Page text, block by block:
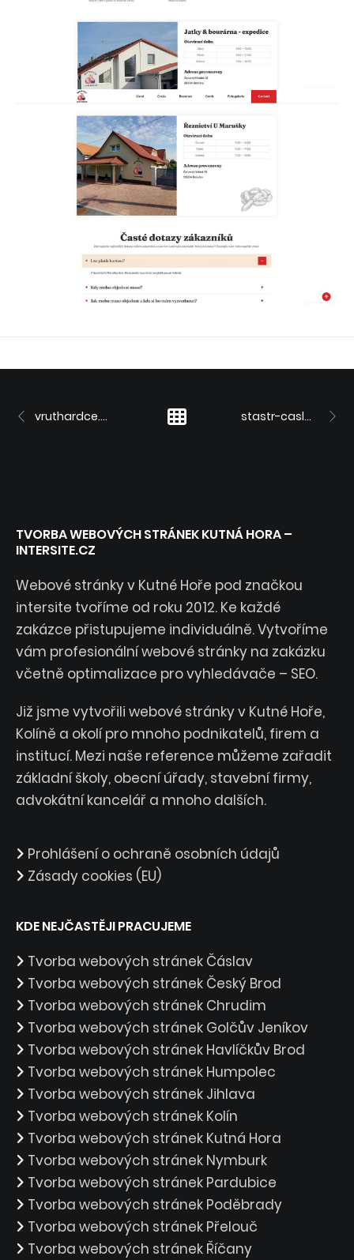
vruthardce.cz stastr-caslav.cz
TVORBA WEBOVÝCH STRÁNEK KUTNÁ HORA –
INTERSITE.CZ
Webové stránky v Kutné Hoře pod značkou
intersite tvoříme od roku 2012. Ke každé
zakázce přistupujeme individuálně. Vytvoříme
vám profesionální webové stránky na zakázku
včetně optimalizace pro vyhledávače – SEO.
Již jsme vytvořili webové stránky v Kutné Hoře,
Kolíně a okolí pro mnoho podnikatelů, firem a
institucí. Mezi naše reference můžeme zařadit
základní školy, obecní úřady, stavební firmy,
advokátní kancelář a mnoho dalších.
Prohlášení o ochraně osobních údajů
Zásady cookies (EU)
KDE NEJČASTĚJI PRACUJEME
Tvorba webových stránek Čáslav
Tvorba webových stránek Český Brod
Tvorba webových stránek Chrudim
Tvorba webových stránek Golčův Jeníkov
Tvorba webových stránek Havlíčkův Brod
Tvorba webových stránek Humpolec
Tvorba webových stránek Jihlava
Tvorba webových stránek Kolín
Tvorba webových stránek Kutná Hora
Tvorba webových stránek Nymburk
Tvorba webových stránek Pardubice
Tvorba webových stránek Poděbrady
Tvorba webových stránek Přelouč
Tvorba webových stránek Říčany